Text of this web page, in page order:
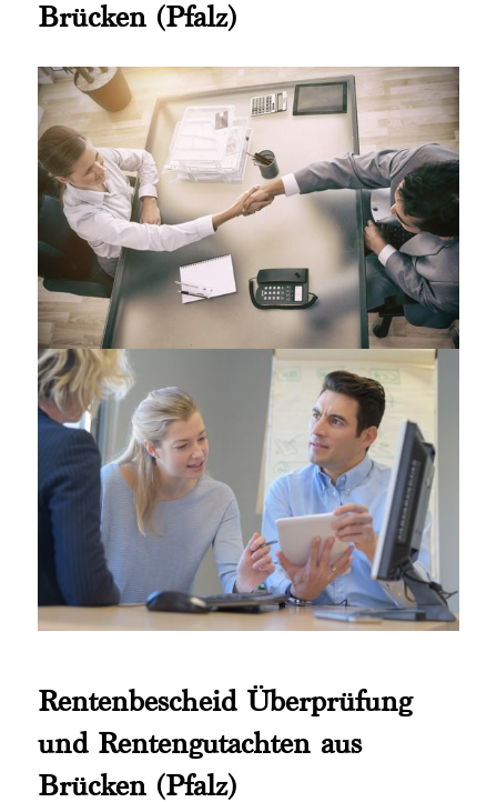
Brücken (Pfalz)
Rentenbescheid Überprüfung
und Rentengutachten aus
Brücken (Pfalz)